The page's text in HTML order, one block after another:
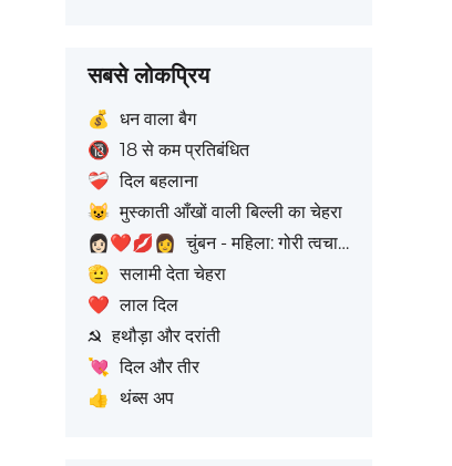
सबसे लोकप्रिय
💰 धन वाला बैग
🔞 18 से कम प्रतिबंधित
❤️‍🩹 दिल बहलाना
😺 मुस्काती आँखों वाली बिल्ली का चेहरा
👩🏻‍❤️‍💋‍👩 चुंबन - महिला: गोरी त्वचा टोन, महिला: बिना त्वचा रंग
🫡 सलामी देता चेहरा
❤️ लाल दिल
☭ हथौड़ा और दरांती
💘 दिल और तीर
👍 थंब्स अप